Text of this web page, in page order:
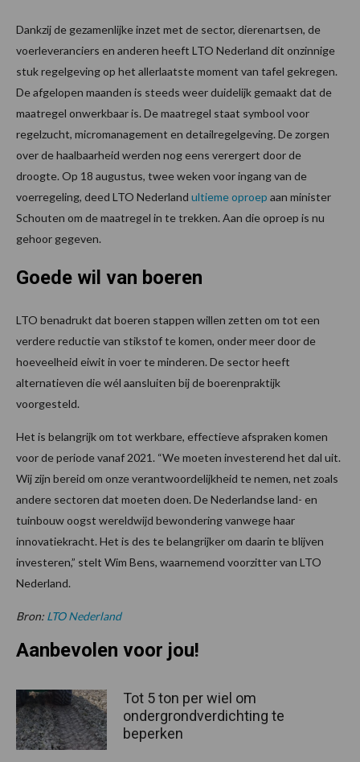
Dankzij de gezamenlijke inzet met de sector, dierenartsen, de
voerleveranciers en anderen heeft LTO Nederland dit onzinnige
stuk regelgeving op het allerlaatste moment van tafel gekregen.
De afgelopen maanden is steeds weer duidelijk gemaakt dat de
maatregel onwerkbaar is. De maatregel staat symbool voor
regelzucht, micromanagement en detailregelgeving. De zorgen
over de haalbaarheid werden nog eens verergert door de
droogte. Op 18 augustus, twee weken voor ingang van de
voerregeling, deed LTO Nederland ultieme oproep aan minister
Schouten om de maatregel in te trekken. Aan die oproep is nu
gehoor gegeven.
Goede wil van boeren
LTO benadrukt dat boeren stappen willen zetten om tot een
verdere reductie van stikstof te komen, onder meer door de
hoeveelheid eiwit in voer te minderen. De sector heeft
alternatieven die wél aansluiten bij de boerenpraktijk
voorgesteld.
Het is belangrijk om tot werkbare, effectieve afspraken komen
voor de periode vanaf 2021. “We moeten investerend het dal uit.
Wij zijn bereid om onze verantwoordelijkheid te nemen, net zoals
andere sectoren dat moeten doen. De Nederlandse land- en
tuinbouw oogst wereldwijd bewondering vanwege haar
innovatiekracht. Het is des te belangrijker om daarin te blijven
investeren,” stelt Wim Bens, waarnemend voorzitter van LTO
Nederland.
Bron: LTO Nederland
Aanbevolen voor jou!
Tot 5 ton per wiel om
ondergrondverdichting te
beperken